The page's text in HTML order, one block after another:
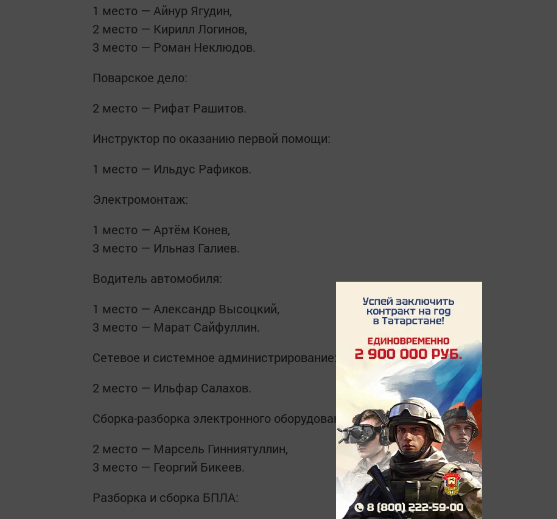
1 место — Айнур Ягудин,
2 место — Кирилл Логинов,
3 место — Роман Неклюдов.
Поварское дело:
2 место — Рифат Рашитов.
Инструктор по оказанию первой помощи:
1 место — Ильдус Рафиков.
Электромонтаж:
1 место — Артём Конев,
3 место — Ильназ Галиев.
Водитель автомобиля:
1 место — Александр Высоцкий,
3 место — Марат Сайфуллин.
Сетевое и системное администрирование:
2 место — Ильфар Салахов.
Сборка-разборка электронного оборудования:
2 место — Марсель Гинниятуллин,
3 место — Георгий Бикеев.
Разборка и сборка БПЛА: